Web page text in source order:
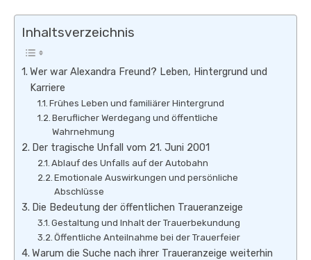
Inhaltsverzeichnis
Wer war Alexandra Freund? Leben, Hintergrund und
Karriere
Frühes Leben und familiärer Hintergrund
Beruflicher Werdegang und öffentliche
Wahrnehmung
Der tragische Unfall vom 21. Juni 2001
Ablauf des Unfalls auf der Autobahn
Emotionale Auswirkungen und persönliche
Abschlüsse
Die Bedeutung der öffentlichen Traueranzeige
Gestaltung und Inhalt der Trauerbekundung
Öffentliche Anteilnahme bei der Trauerfeier
Warum die Suche nach ihrer Traueranzeige weiterhin